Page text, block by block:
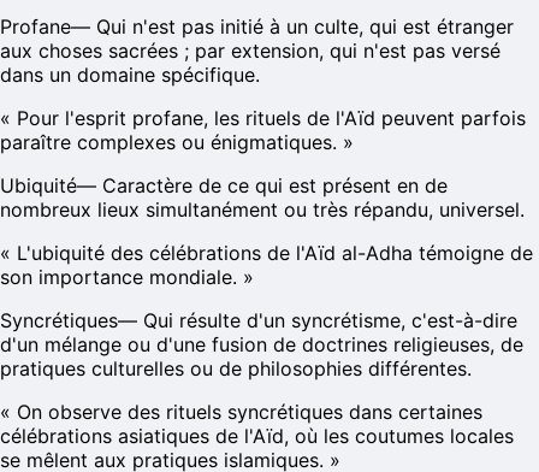
Profane— Qui n'est pas initié à un culte, qui est étranger
aux choses sacrées ; par extension, qui n'est pas versé
dans un domaine spécifique.
« Pour l'esprit profane, les rituels de l'Aïd peuvent parfois
paraître complexes ou énigmatiques. »
Ubiquité— Caractère de ce qui est présent en de
nombreux lieux simultanément ou très répandu, universel.
« L'ubiquité des célébrations de l'Aïd al-Adha témoigne de
son importance mondiale. »
Syncrétiques— Qui résulte d'un syncrétisme, c'est-à-dire
d'un mélange ou d'une fusion de doctrines religieuses, de
pratiques culturelles ou de philosophies différentes.
« On observe des rituels syncrétiques dans certaines
célébrations asiatiques de l'Aïd, où les coutumes locales
se mêlent aux pratiques islamiques. »